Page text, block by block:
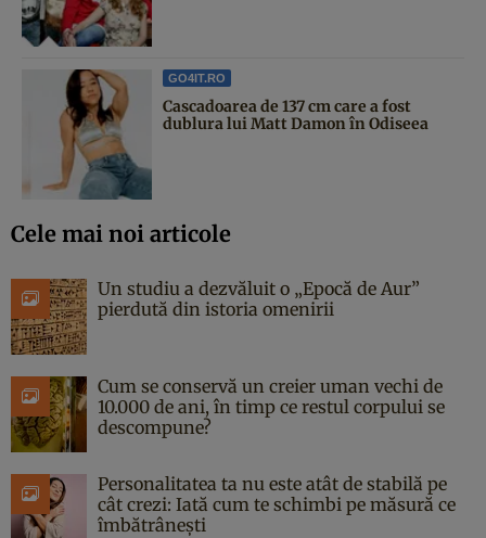
GO4IT.RO
Cascadoarea de 137 cm care a fost
dublura lui Matt Damon în Odiseea
Cele mai noi articole
Un studiu a dezvăluit o „Epocă de Aur”
pierdută din istoria omenirii
Cum se conservă un creier uman vechi de
10.000 de ani, în timp ce restul corpului se
descompune?
Personalitatea ta nu este atât de stabilă pe
cât crezi: Iată cum te schimbi pe măsură ce
îmbătrânești